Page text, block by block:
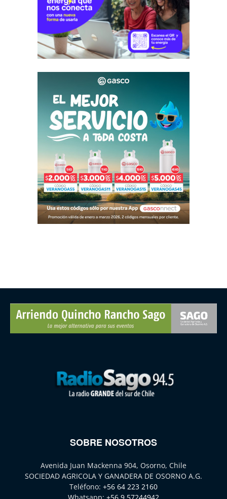
SOBRE NOSOTROS
Avenida Juan Mackenna 904, Osorno, Chile
SOCIEDAD AGRICOLA Y GANADERA DE OSORNO A.G.
Teléfono: +56 64 223 2160